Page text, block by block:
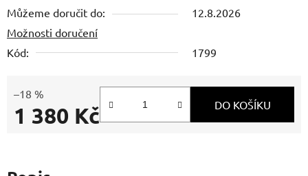
Můžeme doručit do:
12.8.2026
Možnosti doručení
Kód:
1799
–18 %
1 380 Kč DO KOŠÍKU